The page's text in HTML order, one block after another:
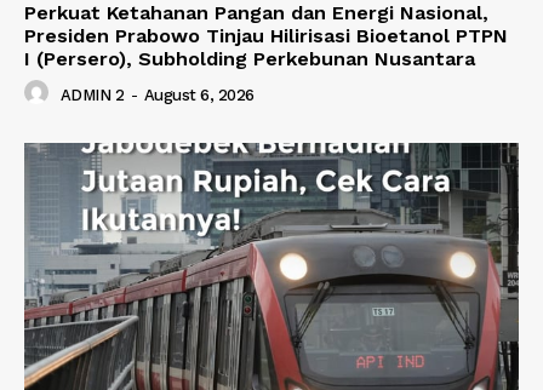
Perkuat Ketahanan Pangan dan Energi Nasional,
Presiden Prabowo Tinjau Hilirisasi Bioetanol PTPN
I (Persero), Subholding Perkebunan Nusantara
ADMIN 2 - August 6, 2026